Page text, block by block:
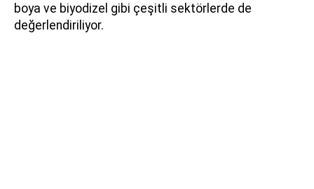
boya ve biyodizel gibi çeşitli sektörlerde de
değerlendiriliyor.